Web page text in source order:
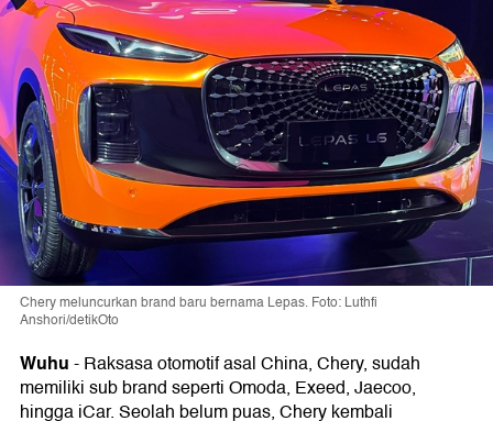
Chery meluncurkan brand baru bernama Lepas. Foto: Luthfi
Anshori/detikOto
Wuhu-Raksasa otomotif asal China, Chery, sudah
memiliki sub brand seperti Omoda, Exeed, Jaecoo,
hingga iCar. Seolah belum puas, Chery kembali